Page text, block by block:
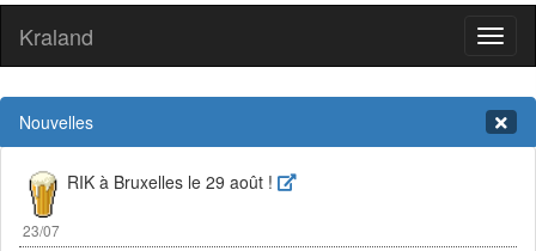
Kraland
Nouvelles
23/07
RIK à Bruxelles le 29 août !